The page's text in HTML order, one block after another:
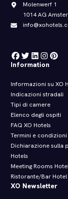
Molenwerf 1
1014 AG
Information
Informazioni su XO
Indicazioni stradali
Tipi di camere
Elenco degli ospiti
FAQ XO Hotels
Termini e condizioni
Dichiarazione sulla
Hotels
Meeting Rooms
Ristorante/Bar
XO Newsletter